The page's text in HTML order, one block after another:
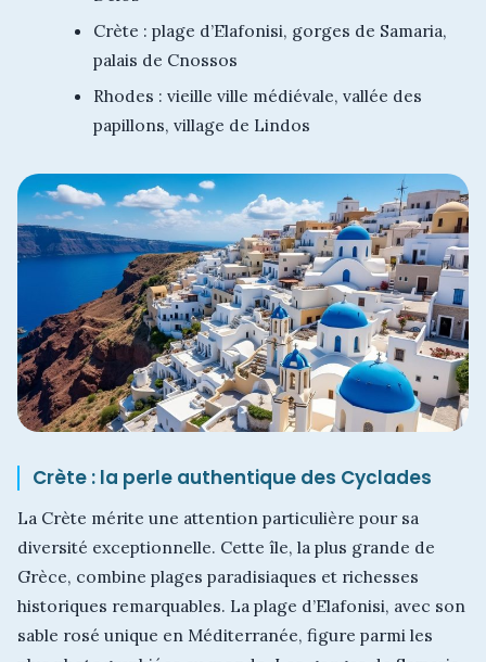
Crète : plage d’Elafonisi, gorges de Samaria,
palais de Cnossos
Rhodes : vieille ville médiévale, vallée des
papillons, village de Lindos
Crète : la perle authentique des Cyclades
La Crète mérite une attention particulière pour sa
diversité exceptionnelle. Cette île, la plus grande de
Grèce, combine plages paradisiaques et richesses
historiques remarquables. La plage d’Elafonisi, avec son
sable rosé unique en Méditerranée, figure parmi les